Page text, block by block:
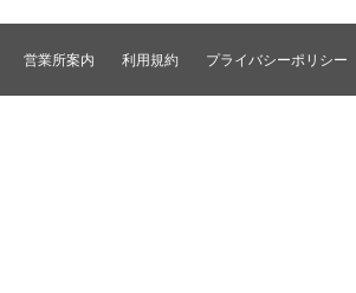
VTRインターフェース/アクセサリ
営業所案内 利用規約 プライバシーポリシー